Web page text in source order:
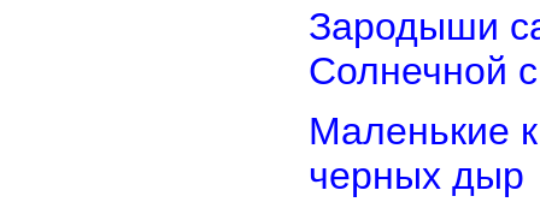
Зародыши
Солнечной
Маленькие
черных дыр